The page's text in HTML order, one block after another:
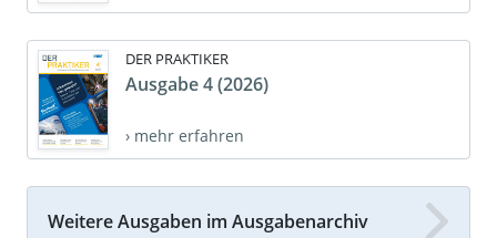
DER PRAKTIKER
Ausgabe 4 (2026)
› mehr erfahren
Weitere Ausgaben im Ausgabenarchiv